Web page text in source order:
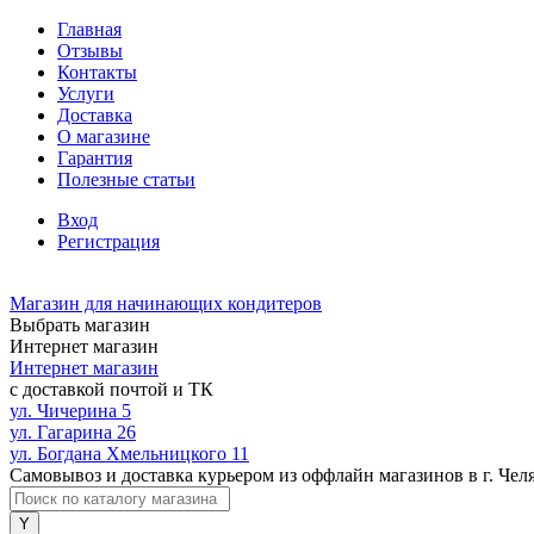
Главная
Отзывы
Контакты
Услуги
Доставка
О магазине
Гарантия
Полезные статьи
Вход
Регистрация
Магазин для начинающих кондитеров
Выбрать магазин
Интернет магазин
Интернет магазин
с доставкой почтой и ТК
ул. Чичерина 5
ул. Гагарина 26
ул. Богдана Хмельницкого 11
Самовывоз и доставка курьером из оффлайн магазинов в г.